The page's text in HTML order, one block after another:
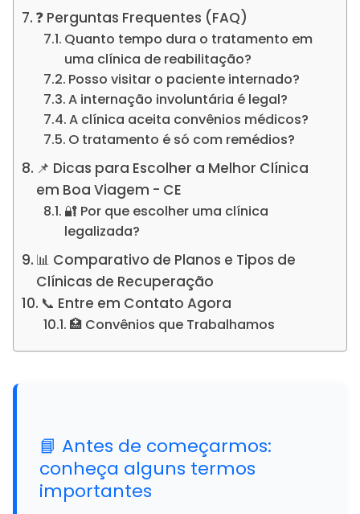
❓ Perguntas Frequentes (FAQ)
Quanto tempo dura o tratamento em
uma clínica de reabilitação?
Posso visitar o paciente internado?
A internação involuntária é legal?
A clínica aceita convênios médicos?
O tratamento é só com remédios?
📌 Dicas para Escolher a Melhor Clínica
em Boa Viagem - CE
🔐 Por que escolher uma clínica
legalizada?
📊 Comparativo de Planos e Tipos de
Clínicas de Recuperação
📞 Entre em Contato Agora
🏥 Convênios que Trabalhamos
📘 Antes de começarmos:
conheça alguns termos
importantes